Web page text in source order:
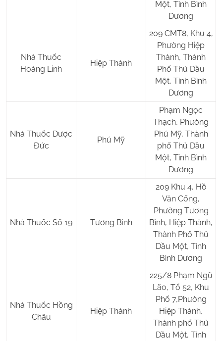
Một, Tỉnh Bình
Dương
Nhà Thuốc
Hoàng Linh
Hiệp Thành
209 CMT8, Khu 4,
Phường Hiệp
Thành, Thành
Phố Thủ Dầu
Một, Tỉnh Bình
Dương
Nhà Thuốc Dược
Đức
Phú Mỹ
Phạm Ngọc
Thạch, Phường
Phú Mỹ, Thành
phố Thủ Dầu
Một, Tỉnh Bình
Dương
Nhà Thuốc Số 19 Tương Bình
209 Khu 4, Hồ
Văn Cống,
Phường Tương
Bình, Hiệp Thành,
Thành Phố Thủ
Dầu Một, Tỉnh
Bình Dương
Nhà Thuốc Hồng
Châu
Hiệp Thành
225/8 Phạm Ngũ
Lão, Tổ 52, Khu
Phố 7,Phường
Hiệp Thành,
Thành phố Thủ
Dầu Một, Tỉnh